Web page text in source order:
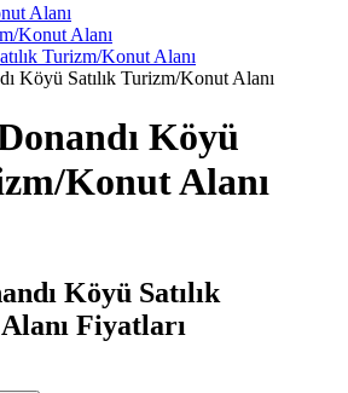
Alanı
Konut Alanı
Turizm/Konut Alanı
Köyü Satılık Turizm/Konut Alanı
Köyü
Konut Alanı
Köyü Satılık
Fiyatları